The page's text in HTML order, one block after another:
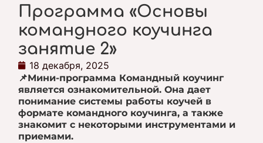
Программа «Основы
командного коучинга
занятие 2»
18 декабря, 2025
📌Мини-программа Командный коучинг
является ознакомительной. Она дает
понимание системы работы коучей в
формате командного коучинга, а также
знакомит с некоторыми инструментами и
приемами.